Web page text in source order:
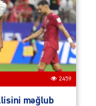
2459
məğlub